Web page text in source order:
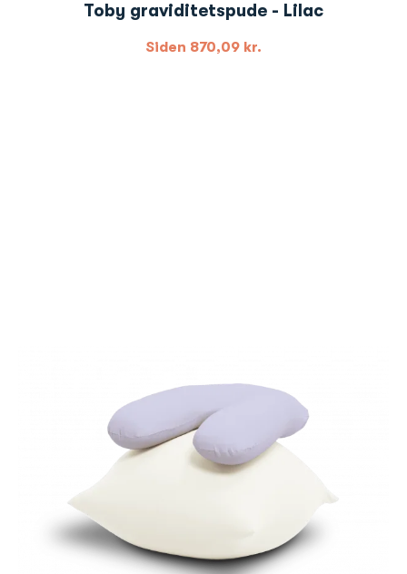
Toby graviditetspude - Lilac
Siden 870,09 kr.